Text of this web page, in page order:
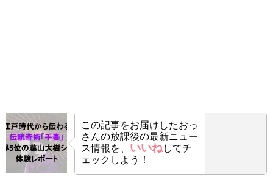
この記事をお届けしたおっ
さんの放課後の最新ニュー
ス情報を、 いいねしてチ
ェックしよう！